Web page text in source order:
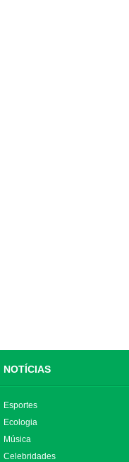
NOTÍCIAS
Esportes
Ecologia
Música
Celebridades